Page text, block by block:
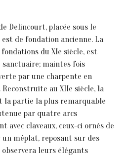
Delincourt, placée sous le
de fondation ancienne. La
du XIe siècle, est
maintes fois
par une charpente en
au XIIe siècle, 1a
la partie la plus remarquable
par quatre arcs
avec claveaux, ceux-ci ornés de
un méplat, reposant sur des
observera leurs é1égants